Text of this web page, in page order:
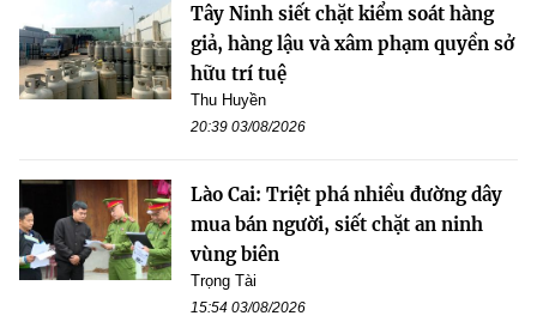
Tây Ninh siết chặt kiểm soát hàng
giả, hàng lậu và xâm phạm quyền sở
hữu trí tuệ
Thu Huyền
20:39 03/08/2026
Lào Cai: Triệt phá nhiều đường dây
mua bán người, siết chặt an ninh
vùng biên
Trọng Tài
15:54 03/08/2026